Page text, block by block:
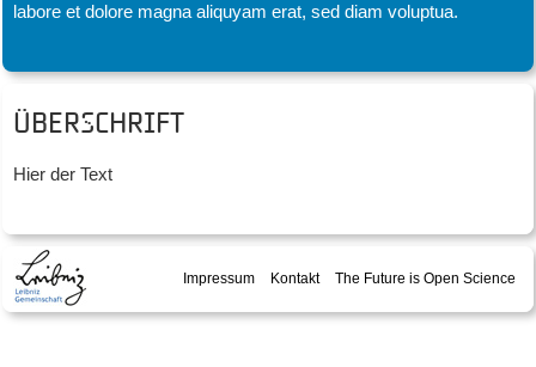
labore et dolore magna aliquyam erat, sed diam voluptua.
Überschrift
Hier der Text
Impressum Kontakt The Future is Open Science